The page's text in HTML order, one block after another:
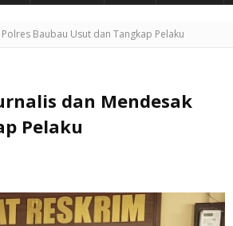
Baubau Usut dan Tangkap Pelaku
Pelaku